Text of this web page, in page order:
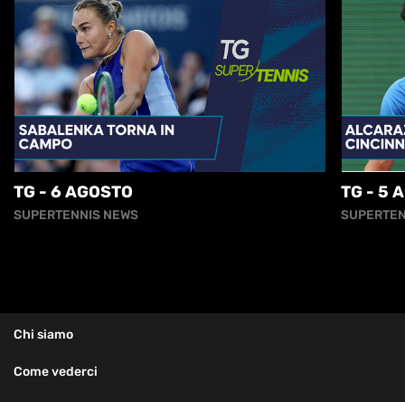
TG - 6 AGOSTO
SUPERTENNIS NEWS
TG - 5
Chi siamo
Come vederci